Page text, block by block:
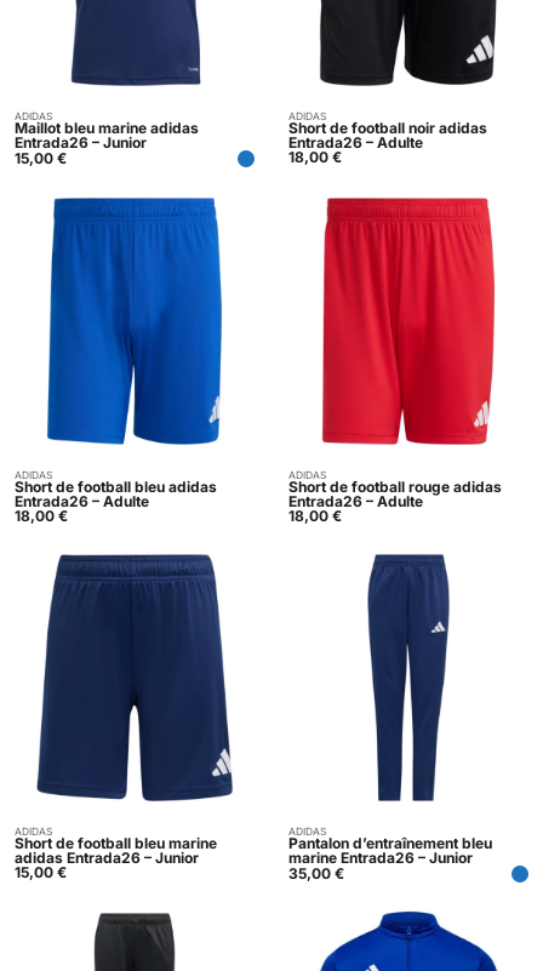
Acheter
ADIDAS
Maillot bleu marine adidas
Entrada26 – Junior
15,00 €
Acheter
ADIDAS
Short de football noir adidas
Entrada26 – Adulte
18,00 €
Acheter
ADIDAS
Short de football bleu adidas
Entrada26 – Adulte
18,00 €
ADIDAS
Short de football rouge adidas
Entrada26 – Adulte
18,00 €
Acheter
ADIDAS
Short de football bleu marine
adidas Entrada26 – Junior
15,00 €
ADIDAS
Pantalon d’entraînement bleu
marine Entrada26 – Junior
35,00 €